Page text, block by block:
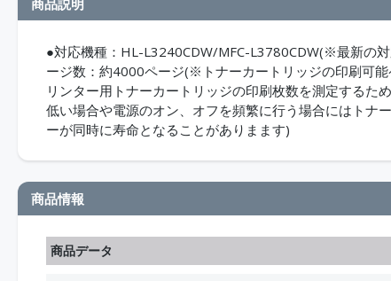
商品説明
●対応機種：HL-L3240CDW/MFC-L3780CDW(※最新の
ージ数：約4000ページ(※トナーカートリッジの印刷可
リンター用トナーカートリッジの印刷枚数を測定するた
低い場合や電源のオン、オフを頻繁に行う場合にはトナ
ーが同時に寿命となることがありまます)
商品情報
商品データ